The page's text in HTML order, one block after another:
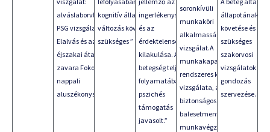
alváslaborvban
PSG vizsgálat
Elalvás és az
éjszakai átalvás
zavara Fokozott
nappali
aluszékonyság”
kognitív állapot
változás követése
szükséges ”
ingerlékenység
és az
érdektelenség
kilakulása. A
betegség teljes
folyamatában
pszichés
támogatás
javasolt.”
soronkívüli
munkaköri
alkalmassági
vizsgálat.A
munkakapacitás
rendszeres kontrol
vizsgálata, a
biztonságos és
balesetmentes
munkavégzés
állapotának
követése és
szükséges
szakorvosi
vizsgálatok és
gondozás
szervezése.